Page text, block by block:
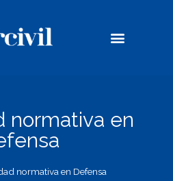
normativa en
normativa en Defensa